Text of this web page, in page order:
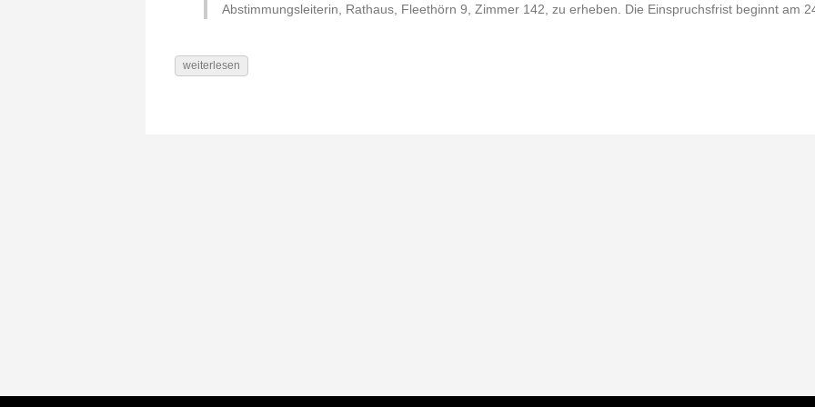
Abstimmungsleiterin, Rathaus, Fleethörn 9, Zimmer 142, zu erheben. Die Einspruchsfrist beginnt am
weiterlesen